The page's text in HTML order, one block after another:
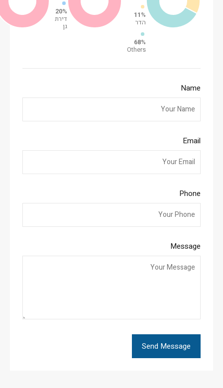
11%
הדר
68%
Others
20%
דירת
גן
Name
Email
Phone
Message